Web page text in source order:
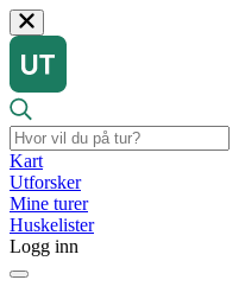
Kart
Utforsker
Mine turer
Huskelister
Logg inn